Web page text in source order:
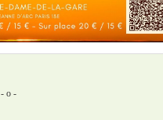
- o -